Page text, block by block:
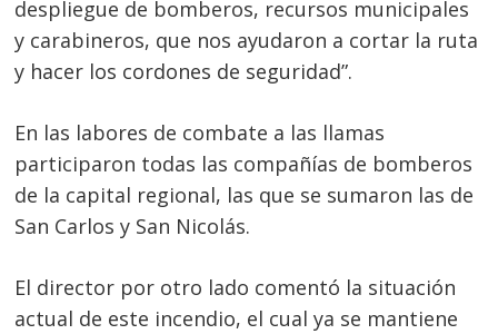
despliegue de bomberos, recursos municipales
y carabineros, que nos ayudaron a cortar la ruta
y hacer los cordones de seguridad”.
En las labores de combate a las llamas
participaron todas las compañías de bomberos
de la capital regional, las que se sumaron las de
San Carlos y San Nicolás.
El director por otro lado comentó la situación
actual de este incendio, el cual ya se mantiene
Navegación
de
entradas